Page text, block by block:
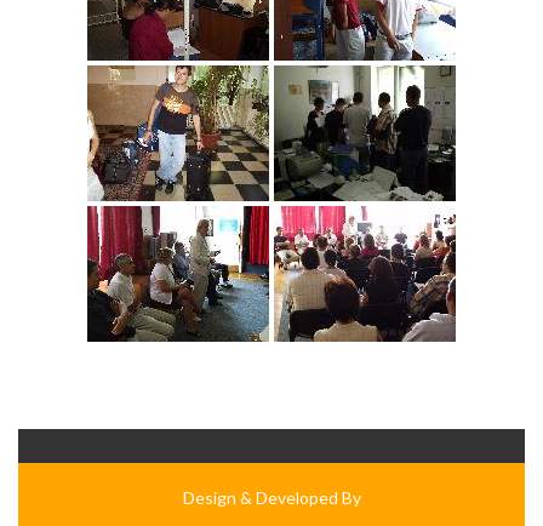
Design & Developed By